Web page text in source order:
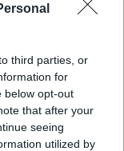
third parties, or
for
below opt-out
that after your
seeing
utilized by
στον
(268
δυναμική
3.615